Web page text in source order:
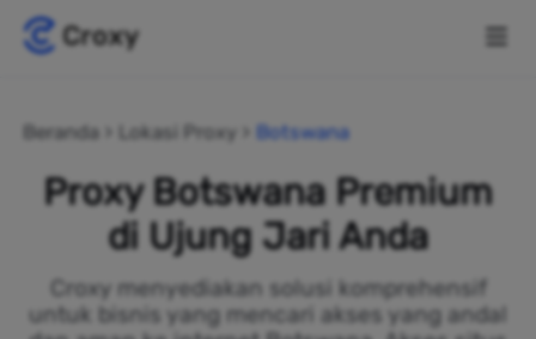
Beranda Lokasi Proxy Botswana
Proxy Botswana Premium
di Ujung Jari Anda
Croxy menyediakan solusi komprehensif
untuk bisnis yang mencari akses yang andal